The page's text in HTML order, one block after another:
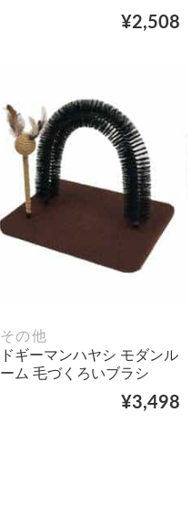
¥2,508
その他
ドギーマンハヤシ モダンル
ーム 毛づくろいブラシ
¥3,498